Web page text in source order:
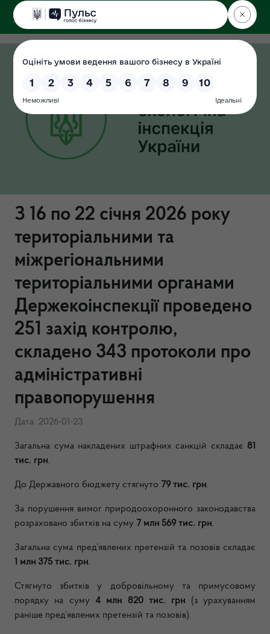
ДЕРЖЕКОІНСПЕКЦІЯ
З 16 по 22 січня 2026 року
територіальними та
міжрегіональними
територіальними органами
Держекоінспекції проведено
251 захід контролю,
складено 343 протоколи про
адміністративні
правопорушення
Дата: 2026-01-23
Загальна сума накладених штрафних санкцій складає 81
тис. грн.
До Державного бюджету стягнуто 79 тис. грн.
За порушення вимог природоохоронного законодавства
розраховано збитків на суму 7 млн 569 тис. грн.
Загальна сума пред’явлених претензій та позовів складає
1 млн 375 тис. грн.
Стягнуто збитків у добровільному та примусовому
порядку на суму 4 млн 820 тис. грн (з урахуванням
раніше пред’явлених претензій та позовів).